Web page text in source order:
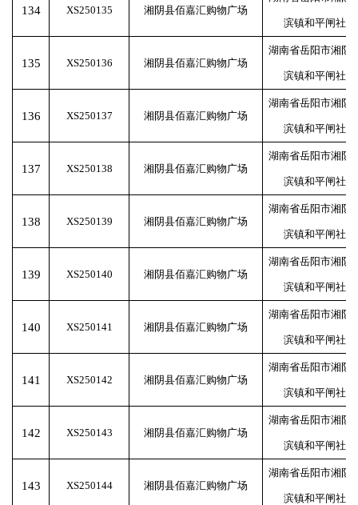
134 XS250135 湘阴县佰嘉汇购物广场
滨镇和平闸社区
135 XS250136 湘阴县佰嘉汇购物广场
湖南省岳阳市湘阴
滨镇和平闸社区
136 XS250137 湘阴县佰嘉汇购物广场
湖南省岳阳市湘阴
滨镇和平闸社区
137 XS250138 湘阴县佰嘉汇购物广场
湖南省岳阳市湘阴
滨镇和平闸社区
138 XS250139 湘阴县佰嘉汇购物广场
湖南省岳阳市湘阴
滨镇和平闸社区
139 XS250140 湘阴县佰嘉汇购物广场
湖南省岳阳市湘阴
滨镇和平闸社区
140 XS250141 湘阴县佰嘉汇购物广场
湖南省岳阳市湘阴
滨镇和平闸社区
141 XS250142 湘阴县佰嘉汇购物广场
湖南省岳阳市湘阴
滨镇和平闸社区
142 XS250143 湘阴县佰嘉汇购物广场
湖南省岳阳市湘阴
滨镇和平闸社区
143 XS250144 湘阴县佰嘉汇购物广场
湖南省岳阳市湘阴
滨镇和平闸社区